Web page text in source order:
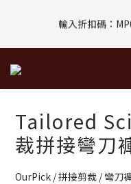
Tailored
裁拼接彎刀
OurPick / 拼接剪裁 / 彎刀